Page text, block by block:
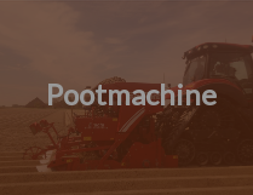
Pootmachine